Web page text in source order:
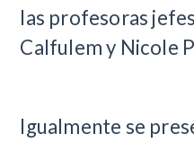
las profesoras
Calfulem y Nicole
Igualmente se